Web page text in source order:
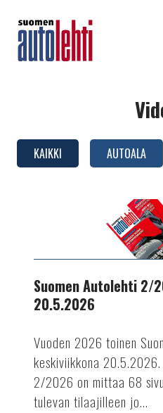
KAIKKI AUTOALA
ilmestyy
Suomen Autolehti 2/
20.5.2026
Vuoden 2026 toinen
keskiviikkona
2/2026 on mittaa 68
tulevan tilaajilleen jo...